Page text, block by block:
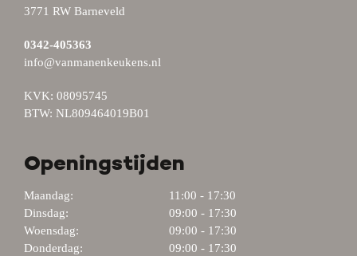
3771 RW Barneveld
0342-405363
info@vanmanenkeukens.nl
KVK: 08095745
BTW: NL809464019B01
Openingstijden
Maandag:
11:00 - 17:30
Dinsdag:
09:00 - 17:30
Woensdag:
09:00 - 17:30
Donderdag:
09:00 - 17:30